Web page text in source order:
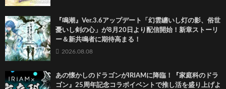
『鳴潮』Ver.3.6アップデート「幻雲纏いし灯の影、俗世
憂いし剣の心」が8月20日より配信開始！新章ストーリ
ー＆新共鳴者に期待高まる！
2026.08.08
あの懐かしのドラゴンがIRIAMに降臨！『家庭科のドラ
ゴン』25周年記念コラボイベントで推し活を盛り上げよ